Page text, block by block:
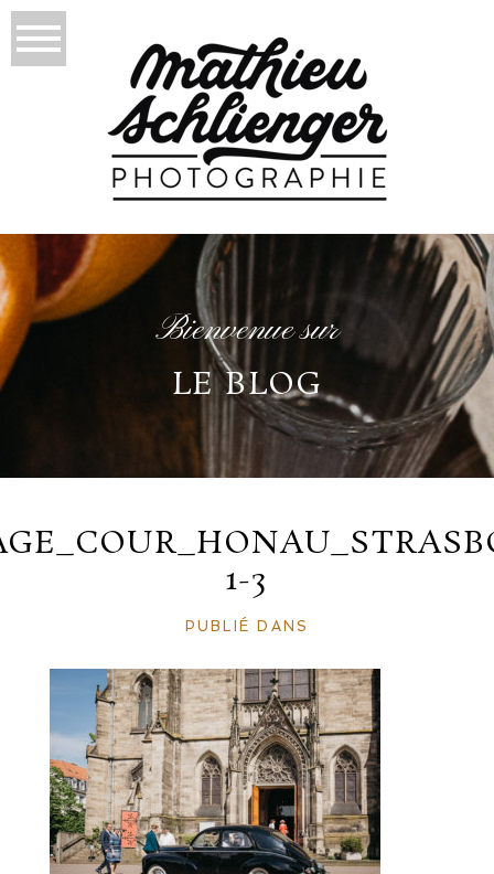
Bienvenue sur
LE BLOG
1-3
PUBLIÉ DANS